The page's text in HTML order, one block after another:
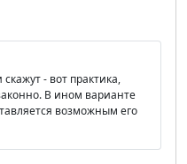
- вот практика,
В ином варианте
возможным его